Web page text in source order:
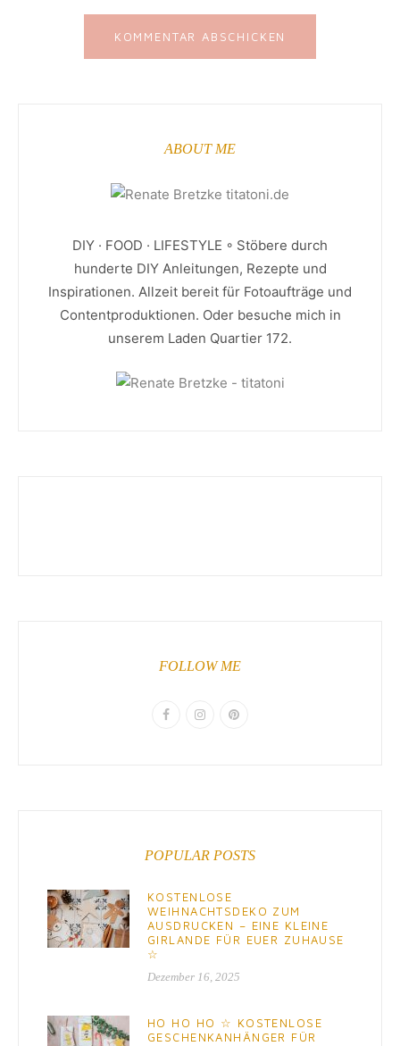
ABOUT ME
DIY · FOOD · LIFESTYLE ◦ Stöbere durch
hunderte DIY Anleitungen, Rezepte und
Inspirationen. Allzeit bereit für Fotoaufträge und
Contentproduktionen. Oder besuche mich in
unserem Laden Quartier 172.
FOLLOW ME
POPULAR POSTS
KOSTENLOSE
WEIHNACHTSDEKO ZUM
AUSDRUCKEN – EINE KLEINE
GIRLANDE FÜR EUER ZUHAUSE
☆
Dezember 16, 2025
HO HO HO ☆ KOSTENLOSE
GESCHENKANHÄNGER FÜR